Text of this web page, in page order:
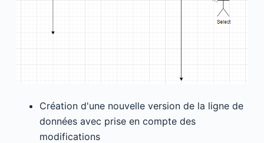
Création d'une nouvelle version de la ligne de
données avec prise en compte des
modifications